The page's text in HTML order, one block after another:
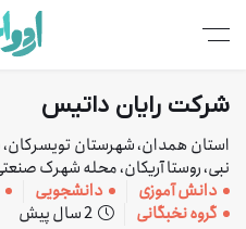
شرکت رایان داتیس
استان همدان، شهرستان
نبی، روستا آریکان، محله شهرک
دانش آموزی
دانشجویی
گروه نخبگانی